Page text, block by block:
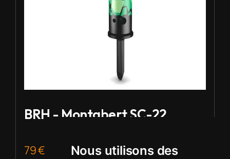
Nous utilisons des
BRH - Montabert SC-22
79 € HT/j.